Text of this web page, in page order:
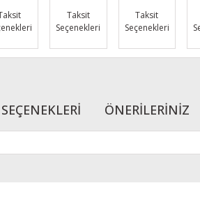
Taksit
Seçenekleri
Taksit
Seçenekleri
ÖNERİLERİNİZ